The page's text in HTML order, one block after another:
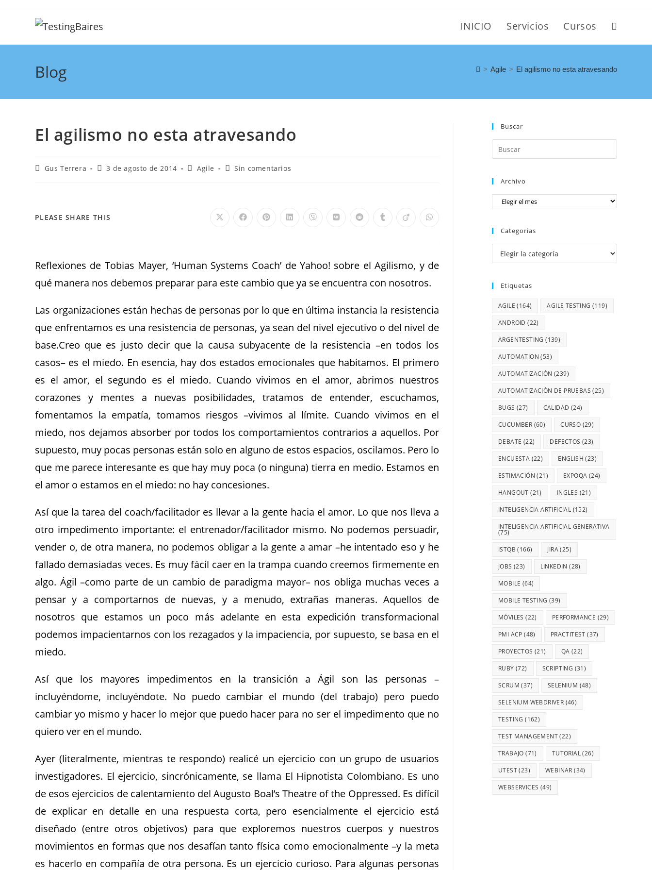
INICIO Servicios Cursos
Blog > Agile > El agilismo no esta atravesando
El agilismo no esta atravesando
Gus Terrera 3 de agosto de 2014 Agile Sin comentarios
PLEASE SHARE THIS
Reflexiones de Tobias Mayer, ‘Human Systems Coach’ de Yahoo! sobre el Agilismo, y de
qué manera nos debemos preparar para este cambio que ya se encuentra con nosotros.
Las organizaciones están hechas de personas por lo que en última instancia la resistencia
que enfrentamos es una resistencia de personas, ya sean del nivel ejecutivo o del nivel de
base.Creo que es justo decir que la causa subyacente de la resistencia –en todos los
casos– es el miedo. En esencia, hay dos estados emocionales que habitamos. El primero
es el amor, el segundo es el miedo. Cuando vivimos en el amor, abrimos nuestros
corazones y mentes a nuevas posibilidades, tratamos de entender, escuchamos,
fomentamos la empatía, tomamos riesgos –vivimos al límite. Cuando vivimos en el
miedo, nos dejamos absorber por todos los comportamientos contrarios a aquellos. Por
supuesto, muy pocas personas están solo en alguno de estos espacios, oscilamos. Pero lo
que me parece interesante es que hay muy poca (o ninguna) tierra en medio. Estamos en
el amor o estamos en el miedo: no hay concesiones.
Así que la tarea del coach/facilitador es llevar a la gente hacia el amor. Lo que nos lleva a
otro impedimento importante: el entrenador/facilitador mismo. No podemos persuadir,
vender o, de otra manera, no podemos obligar a la gente a amar –he intentado eso y he
fallado demasiadas veces. Es muy fácil caer en la trampa cuando creemos firmemente en
algo. Ágil –como parte de un cambio de paradigma mayor– nos obliga muchas veces a
pensar y a comportarnos de nuevas, y a menudo, extrañas maneras. Aquellos de
nosotros que estamos un poco más adelante en esta expedición transformacional
podemos impacientarnos con los rezagados y la impaciencia, por supuesto, se basa en el
miedo.
Así que los mayores impedimentos en la transición a Ágil son las personas –
incluyéndome, incluyéndote. No puedo cambiar el mundo (del trabajo) pero puedo
cambiar yo mismo y hacer lo mejor que puedo hacer para no ser el impedimento que no
quiero ver en el mundo.
Ayer (literalmente, mientras te respondo) realicé un ejercicio con un grupo de usuarios
investigadores. El ejercicio, sincrónicamente, se llama El Hipnotista Colombiano. Es uno
de esos ejercicios de calentamiento del Augusto Boal’s Theatre of the Oppressed. Es difícil
de explicar en detalle en una respuesta corta, pero esencialmente el ejercicio está
diseñado (entre otros objetivos) para que exploremos nuestros cuerpos y nuestros
movimientos en formas que nos desafían tanto física como emocionalmente –y la meta
es hacerlo en compañía de otra persona. Es un ejercicio curioso. Para algunas personas
Buscar
Archivo
Categorias
Etiquetas
AGILE (164) AGILE TESTING (119)
ANDROID (22)
ARGENTESTING (139)
AUTOMATION (53)
AUTOMATIZACIÓN (239)
AUTOMATIZACIÓN DE PRUEBAS (25)
BUGS (27) CALIDAD (24)
CUCUMBER (60) CURSO (29)
DEBATE (22) DEFECTOS (23)
ENCUESTA (22) ENGLISH (23)
ESTIMACIÓN (21) EXPOQA (24)
HANGOUT (21) INGLES (21)
INTELIGENCIA ARTIFICIAL (152)
INTELIGENCIA ARTIFICIAL GENERATIVA
(75)
ISTQB (166) JIRA(25)
JOBS (23) LINKEDIN (28)
MOBILE (64)
MOBILE TESTING (39)
MÓVILES (22) PERFORMANCE (29)
PMI ACP (48) PRACTITEST (37)
PROYECTOS (21) QA (22)
RUBY (72) SCRIPTING (31)
SCRUM (37) SELENIUM (48)
SELENIUM WEBDRIVER (46)
TESTING (162)
TEST MANAGEMENT(22)
TRABAJO (71) TUTORIAL(26)
UTEST(23) WEBINAR (34)
WEBSERVICES (49)